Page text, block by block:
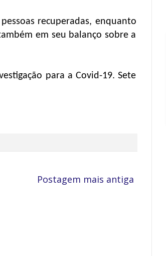
recuperadas, enquanto
em seu balanço sobre a
para a Covid-19. Sete
Postagem mais antiga